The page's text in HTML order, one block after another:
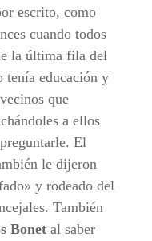
escrito, como
cuando todos
la última fila del
tenía educación y
que
a ellos
El
le dijeron
y rodeado del
También
Bonetal saber